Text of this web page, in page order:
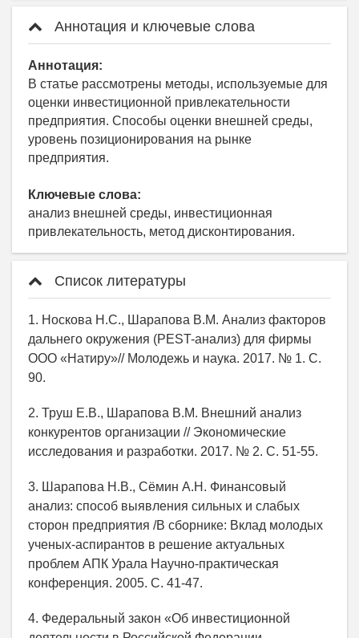
Аннотация и ключевые слова
Аннотация:
В статье рассмотрены методы, используемые для
оценки инвестиционной привлекательности
предприятия. Способы оценки внешней среды,
уровень позиционирования на рынке
предприятия.
Ключевые слова:
анализ внешней среды, инвестиционная
привлекательность, метод дисконтирования.
Список литературы
1. Носкова Н.С., Шарапова В.М. Анализ факторов
дальнего окружения (PEST-анализ) для фирмы
ООО «Натиру»// Молодежь и наука. 2017. № 1. С.
90.
2. Труш Е.В., Шарапова В.М. Внешний анализ
конкурентов организации // Экономические
исследования и разработки. 2017. № 2. С. 51-55.
3. Шарапова Н.В., Сёмин А.Н. Финансовый
анализ: способ выявления сильных и слабых
сторон предприятия /В сборнике: Вклад молодых
ученых-аспирантов в решение актуальных
проблем АПК Урала Научно-практическая
конференция. 2005. С. 41-47.
4. Федеральный закон «Об инвестиционной